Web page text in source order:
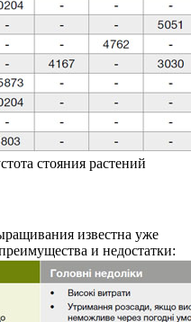
стояния растений
известна уже
и недостатки: